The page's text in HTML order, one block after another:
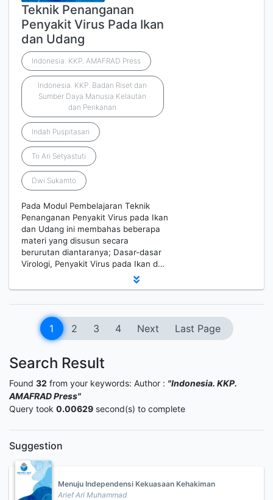
Teknik Penanganan
Penyakit Virus Pada Ikan
dan Udang
Indonesia. KKP. AMAFRAD Press
Indonesia. KKP. Badan Riset dan
Sumber Daya Manusia Kelautan
dan Perikanan
Indah Puspitasari
Tri Ari Setyastuti
Dwi Sukamto
Pada Modul Pembelajaran Teknik
Penanganan Penyakit Virus pada Ikan
dan Udang ini membahas beberapa
materi yang disusun secara
berurutan diantaranya; Dasar-dasar
Virologi, Penyakit Virus pada Ikan d…
1 2 3 4 Next Last Page
Search Result
Found 32 from your keywords: Author : "Indonesia. KKP.
AMAFRAD Press"
Query took 0.00629 second(s) to complete
Suggestion
Menuju Independensi Kekuasaan Kehakiman
Arief Ari Muhammad